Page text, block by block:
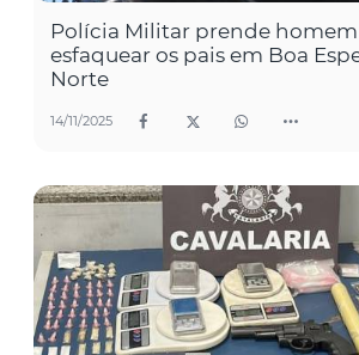
Polícia Militar prende
esfaquear os pais em Boa
Norte
14/11/2025